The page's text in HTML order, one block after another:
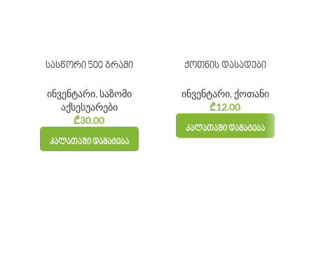
სასწორი 500 გრამი
ინვენტარი, საზომი
აქსესუარები
₾30.00
ᲙᲐᲚᲐᲗᲐᲨᲘ ᲓᲐᲛᲐᲢᲔᲑᲐ
ქოთნის დასადები
ინვენტარი,ქოთანი
₾12.00
ᲙᲐᲚᲐᲗᲐᲨᲘ ᲓᲐᲛᲐᲢᲔᲑᲐ